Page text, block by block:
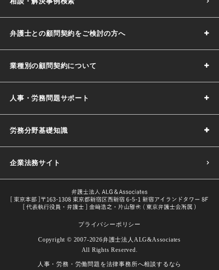
人事・労務・労働問題を法律事務所へ相談するなら
弁護士との顧問契約をご検討の方へ
業種別の顧問契約について
人事・労務問題サポート
労務分野基礎知識
採用基準の決め方｜5つのポイントや注意点などわかりやす
目的や義務一覧・改正内容をわかり
企業法務サイト
プライバシーポリシー
Copyright © 2007-2026弁護士法人ALG&Associates
All Rights Reserved.